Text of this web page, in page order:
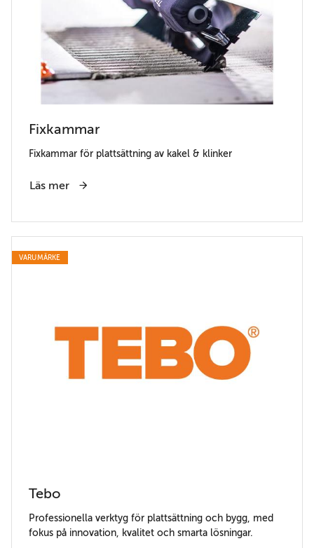
Fixkammar
Fixkammar för plattsättning av kakel & klinker
Läs mer
VARUMÄRKE
Tebo
Professionella verktyg för plattsättning och bygg, med
fokus på innovation, kvalitet och smarta lösningar.